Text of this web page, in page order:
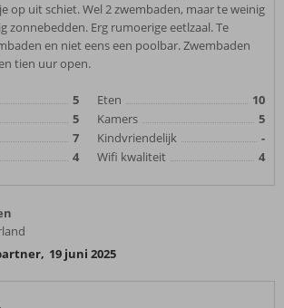
op uit schiet. Wel 2 zwembaden, maar te weinig
zonnebedden. Erg rumoerige eetlzaal. Te
en niet eens een poolbar. Zwembaden
tien uur open.
5
5
7
4
Eten
10
Kamers
5
Kindvriendelijk
-
Wifi kwaliteit
4
, 19 juni 2025